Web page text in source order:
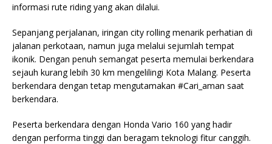
informasi rute riding yang akan dilalui.
Sepanjang perjalanan, iringan city rolling menarik perhatian di
jalanan perkotaan, namun juga melalui sejumlah tempat
ikonik. Dengan penuh semangat peserta memulai berkendara
sejauh kurang lebih 30 km mengelilingi Kota Malang. Peserta
berkendara dengan tetap mengutamakan #Cari_aman saat
berkendara.
Peserta berkendara dengan Honda Vario 160 yang hadir
dengan performa tinggi dan beragam teknologi fitur canggih.